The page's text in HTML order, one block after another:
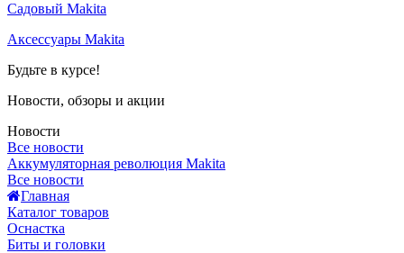
Садовый Makita
Аксессуары Makita
Будьте в курсе!
Новости, обзоры и акции
Новости
Все новости
Аккумуляторная революция Makita
Все новости
Главная
Каталог товаров
Оснастка
Биты и головки